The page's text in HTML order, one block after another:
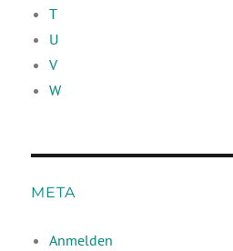
T
U
V
W
META
Anmelden